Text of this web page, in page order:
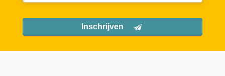
Inschrijven